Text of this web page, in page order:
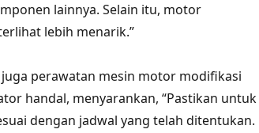
lainnya. Selain itu, motor
lebih menarik.”
perawatan mesin motor modifikasi
handal, menyarankan, “Pastikan untuk
dengan jadwal yang telah ditentukan.